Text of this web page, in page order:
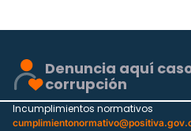
Denuncia aquí
corrupción
Incumplimientos normativos